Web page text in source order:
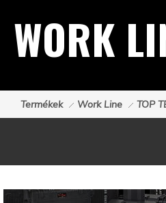
WORK
Termékek Work Line TOP